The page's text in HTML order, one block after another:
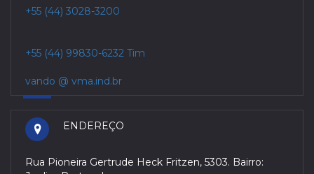
+55 (44) 3028-3200
+55 (44) 99830-6232 Tim
vando @ vma.ind.br
ENDEREÇO
Rua Pioneira Gertrude Heck Fritzen, 5303. Bairro: